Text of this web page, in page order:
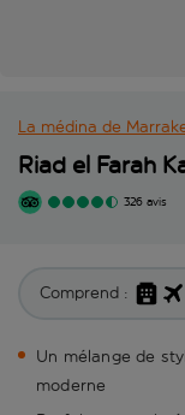
La médina de
Riad el Farah
326 avis
Comprend :
Un mélange de
moderne